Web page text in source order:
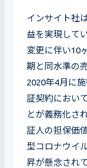
インサイト社
益を実現して
変更に伴い10
期と同水準の
2020年4月に
証契約におい
とが義務化さ
証人の担保価
型コロナウイ
昇が懸念され